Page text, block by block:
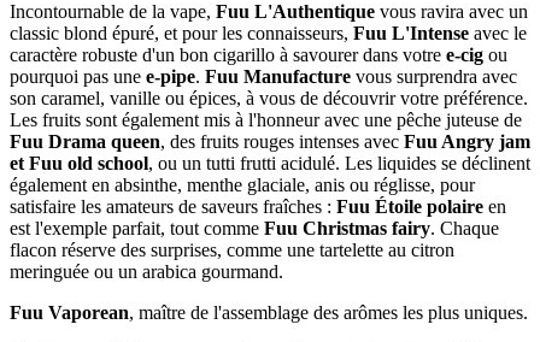
Incontournable de la vape, Fuu L'Authentique vous ravira avec un
classic blond épuré, et pour les connaisseurs, Fuu L'Intense avec le
caractère robuste d'un bon cigarillo à savourer dans votre e-cig ou
pourquoi pas une e-pipe. Fuu Manufacture vous surprendra avec
son caramel, vanille ou épices, à vous de découvrir votre préférence.
Les fruits sont également mis à l'honneur avec une pêche juteuse de
Fuu Drama queen, des fruits rouges intenses avec Fuu Angry jam
et Fuu old school, ou un tutti frutti acidulé. Les liquides se déclinent
également en absinthe, menthe glaciale, anis ou réglisse, pour
satisfaire les amateurs de saveurs fraîches : Fuu Étoile polaire en
est l'exemple parfait, tout comme Fuu Christmas fairy. Chaque
flacon réserve des surprises, comme une tartelette au citron
meringuée ou un arabica gourmand.
Fuu Vaporean, maître de l'assemblage des arômes les plus uniques.